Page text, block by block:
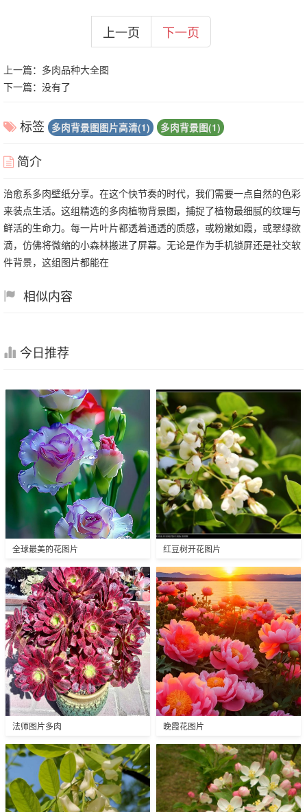
上一页 下一页
上一篇： 多肉品种大全图
下一篇：没有了
标签 多肉背景图图片高清(1) 多肉背景图(1)
简介
治愈系多肉壁纸分享。在这个快节奏的时代，我们需要一点自然的色彩
来装点生活。这组精选的多肉植物背景图，捕捉了植物最细腻的纹理与
鲜活的生命力。每一片叶片都透着通透的质感，或粉嫩如霞，或翠绿欲
滴，仿佛将微缩的小森林搬进了屏幕。无论是作为手机锁屏还是社交软
件背景，这组图片都能在
相似内容
今日推荐
全球最美的花图片 红豆树开花图片
法师图片多肉 晚霞花图片